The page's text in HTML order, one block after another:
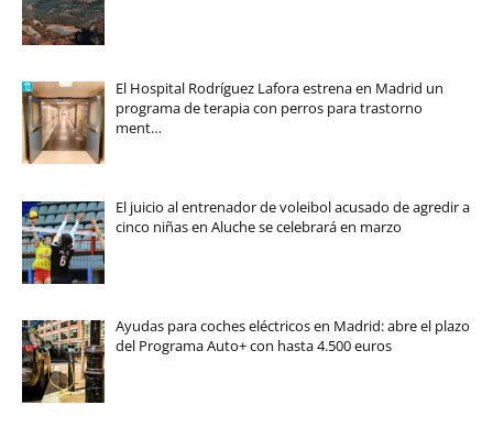
El Hospital Rodríguez Lafora estrena en Madrid un
programa de terapia con perros para trastorno
ment…
El juicio al entrenador de voleibol acusado de agredir a
cinco niñas en Aluche se celebrará en marzo
Ayudas para coches eléctricos en Madrid: abre el plazo
del Programa Auto+ con hasta 4.500 euros